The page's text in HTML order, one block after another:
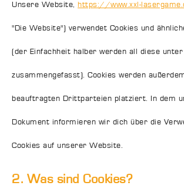
Unsere Website, https://www.xxl-
"Die Website") verwendet Cookies und
(der Einfachheit halber werden all diese unter
zusammengefasst). Cookies werden
beauftragten Drittparteien platziert. In dem
Dokument informieren wir dich über die
Cookies auf unserer Website.
2. Was sind Cookies?